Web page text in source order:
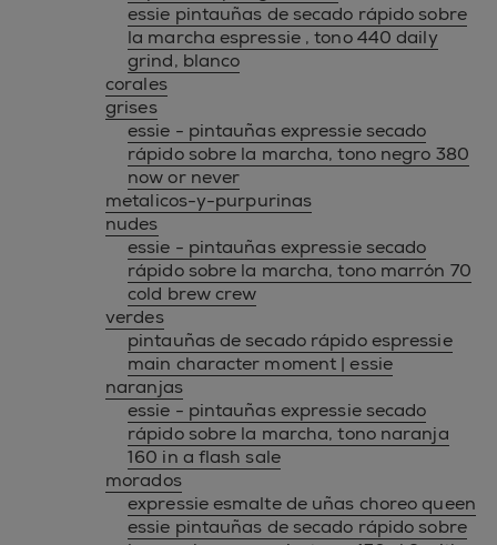
essie pintauñas de secado rápido sobre
la marcha espressie , tono 440 daily
grind, blanco
corales
grises
essie - pintauñas expressie secado
rápido sobre la marcha, tono negro 380
now or never
metalicos-y-purpurinas
nudes
essie - pintauñas expressie secado
rápido sobre la marcha, tono marrón 70
cold brew crew
verdes
pintauñas de secado rápido espressie
main character moment | essie
naranjas
essie - pintauñas expressie secado
rápido sobre la marcha, tono naranja
160 in a flash sale
morados
expressie esmalte de uñas choreo queen
essie pintauñas de secado rápido sobre